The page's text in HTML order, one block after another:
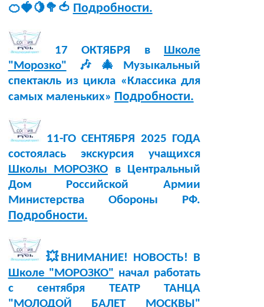
🍊🍓🍋🥦🍅 Подробности.
17 ОКТЯБРЯ в Школе
"Морозко" 🎶🎄Музыкальный
спектакль из цикла «Классика для
самых маленьких» Подробности.
11-ГО СЕНТЯБРЯ 2025 ГОДА
состоялась экскурсия учащихся
Школы МОРОЗКО в Центральный
Дом Российской Армии
Министерства Обороны РФ.
Подробности.
💥ВНИМАНИЕ! НОВОСТЬ! В
Школе "МОРОЗКО" начал работать
с сентября ТЕАТР ТАНЦА
"МОЛОДОЙ БАЛЕТ МОСКВЫ"